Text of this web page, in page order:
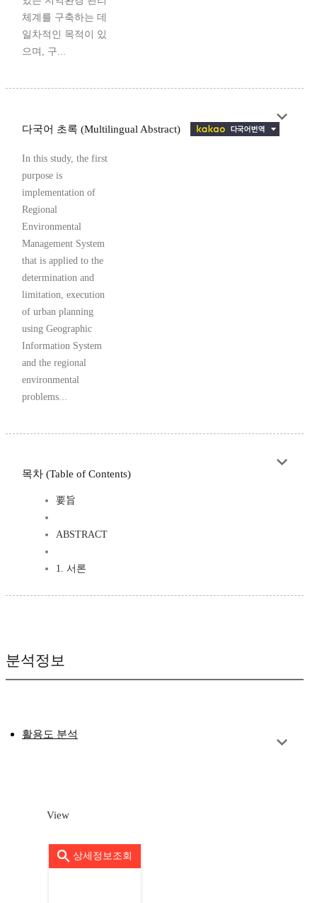
체계를 구축하는 데
일차적인 목적이 있
으며, 구...
다국어 초록 (Multilingual Abstract)
In this study, the first
purpose is
implementation of
Regional
Environmental
Management System
that is applied to the
determination and
limitation, execution
of urban planning
using Geographic
Information System
and the regional
environmental
problems...
목차 (Table of Contents)
要旨
ABSTRACT
1. 서론
분석정보
활용도 분석
View
상세정보조회